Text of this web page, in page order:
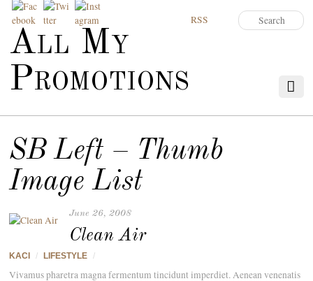
All My
Promotions
RSS
SB Left – Thumb
Image List
June 26, 2008
Clean Air
KACI / LIFESTYLE /
Vivamus pharetra magna fermentum tincidunt imperdiet. Aenean venenatis